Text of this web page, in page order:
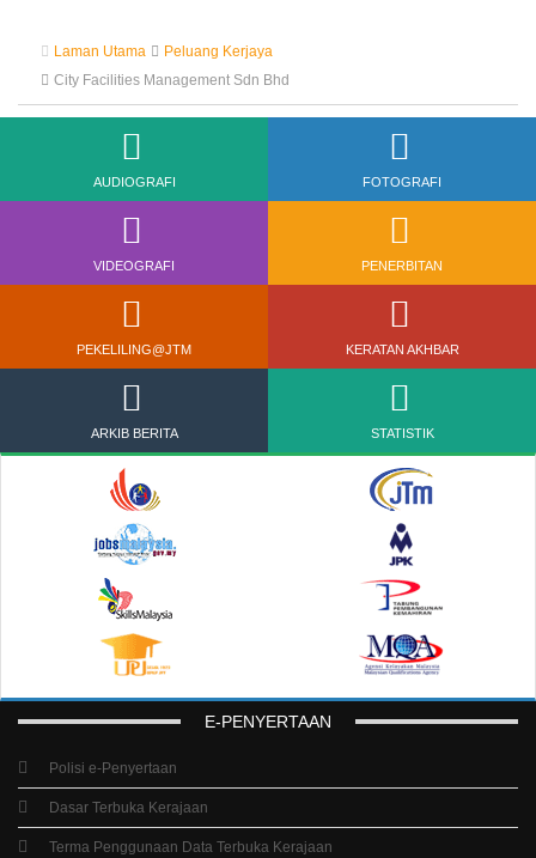
Laman Utama
Peluang Kerjaya
City Facilities Management Sdn Bhd
AUDIOGRAFI FOTOGRAFI
VIDEOGRAFI PENERBITAN
PEKELILING@JTM KERATAN AKHBAR
ARKIB BERITA STATISTIK
E-PENYERTAAN
Polisi e-Penyertaan
Dasar Terbuka Kerajaan
Terma Penggunaan Data Terbuka Kerajaan